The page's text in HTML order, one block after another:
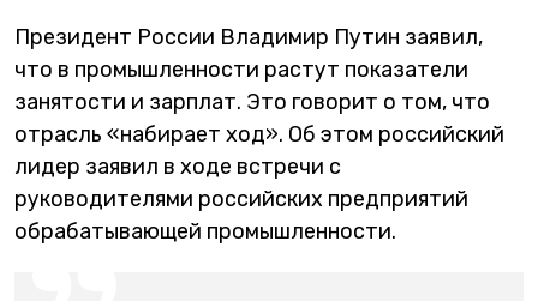
Президент России Владимир Путин заявил,
что в промышленности растут показатели
занятости и зарплат. Это говорит о том, что
отрасль «набирает ход». Об этом российский
лидер заявил в ходе встречи с
руководителями российских предприятий
обрабатывающей промышленности.